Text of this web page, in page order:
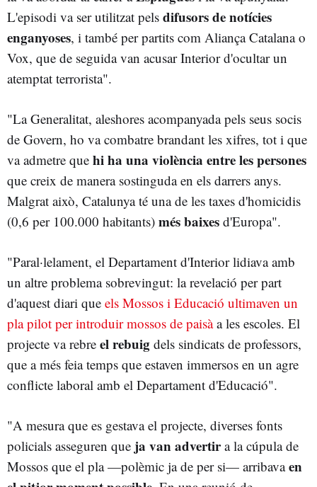
L'episodi va ser utilitzat pels difusors de notícies
enganyoses, i també per partits com Aliança Catalana o
Vox, que de seguida van acusar Interior d'ocultar un
atemptat terrorista".
"La Generalitat, aleshores acompanyada pels seus socis
de Govern, ho va combatre brandant les xifres, tot i que
va admetre que hi ha una violència entre les persones
que creix de manera sostinguda en els darrers anys.
Malgrat això, Catalunya té una de les taxes d'homicidis
(0,6 per 100.000 habitants) més baixes d'Europa".
"Paral·lelament, el Departament d'Interior lidiava amb
un altre problema sobrevingut: la revelació per part
d'aquest diari que els Mossos i Educació ultimaven un
pla pilot per introduir mossos de paisàa les escoles. El
projecte va rebre el rebuig dels sindicats de professors,
que a més feia temps que estaven immersos en un agre
conflicte laboral amb el Departament d'Educació".
"A mesura que es gestava el projecte, diverses fonts
policials asseguren que ja van advertira la cúpula de
Mossos que el pla —polèmic ja de per si— arribavaen